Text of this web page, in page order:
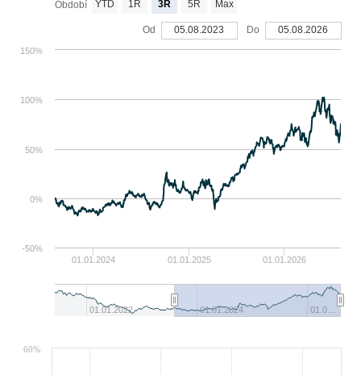
01.01.2024 01.01.2025 01.01.2026
01.01.2022 01.01.2024 01.0…
0%
50%
100%
-50%
150%
Období YTD 1R 3R 5R Max
Od 05.08.2023 Do 05.08.2026
60%